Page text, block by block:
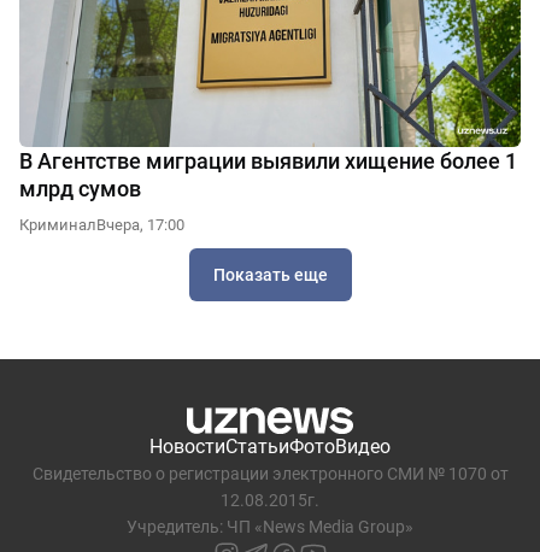
В Агентстве миграции выявили хищение более 1
млрд сумов
КриминалВчера, 17:00
Показать еще
НовостиСтатьиФотоВидео
Свидетельство о регистрации электронного СМИ № 1070 от
12.08.2015г.
Учредитель: ЧП «News Media Group»